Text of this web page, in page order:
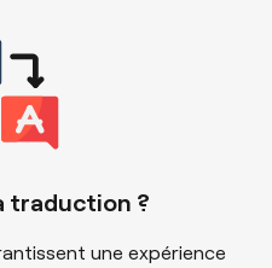
traduction ?
une expérience